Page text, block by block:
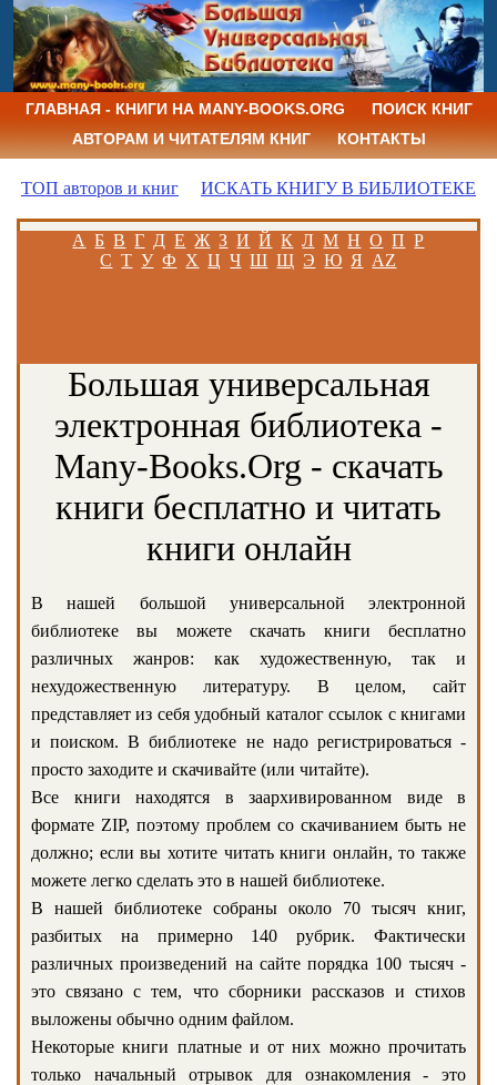
ГЛАВНАЯ - КНИГИ НА MANY-BOOKS.ORG
ПОИСК КНИГ
АВТОРАМ И ЧИТАТЕЛЯМ КНИГ
КОНТАКТЫ
ТОП авторов и книг ИСКАТЬ КНИГУ В БИБЛИОТЕКЕ
А Б В Г Д Е Ж З И Й К Л М Н О П Р
С Т У Ф Х Ц Ч Ш Щ Э Ю Я AZ
Большая универсальная
электронная библиотека -
Many-Books.Org - скачать
книги бесплатно и читать
книги онлайн
В нашей большой универсальной электронной
библиотеке вы можете скачать книги бесплатно
различных жанров: как художественную, так и
нехудожественную литературу. В целом, сайт
представляет из себя удобный каталог ссылок с книгами
и поиском. В библиотеке не надо регистрироваться -
просто заходите и скачивайте (или читайте).
Все книги находятся в заархивированном виде в
формате ZIP, поэтому проблем со скачиванием быть не
должно; если вы хотите читать книги онлайн, то также
можете легко сделать это в нашей библиотеке.
В нашей библиотеке собраны около 70 тысяч книг,
разбитых на примерно 140 рубрик. Фактически
различных произведений на сайте порядка 100 тысяч -
это связано с тем, что сборники рассказов и стихов
выложены обычно одним файлом.
Некоторые книги платные и от них можно прочитать
только начальный отрывок для ознакомления - это